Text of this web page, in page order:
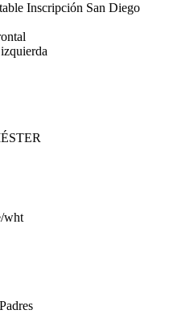
Inscripción San Diego
wht